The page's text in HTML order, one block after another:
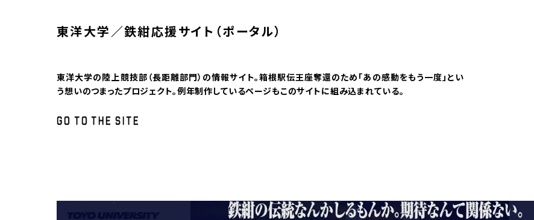
東洋大学／鉄紺応援サイト（ポータル）
東洋大学の陸上競技部（長距離部門）の情報サイト。箱根駅伝王座奪還のため「あの感動をもう一度」とい
う想いのつまったプロジェクト。例年制作しているページもこのサイトに組み込まれている。
GO TO THE SITE